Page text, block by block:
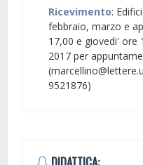
Ricevimento:
febbraio, marzo e
17,00 e giovedi'
2017 per
9521876)